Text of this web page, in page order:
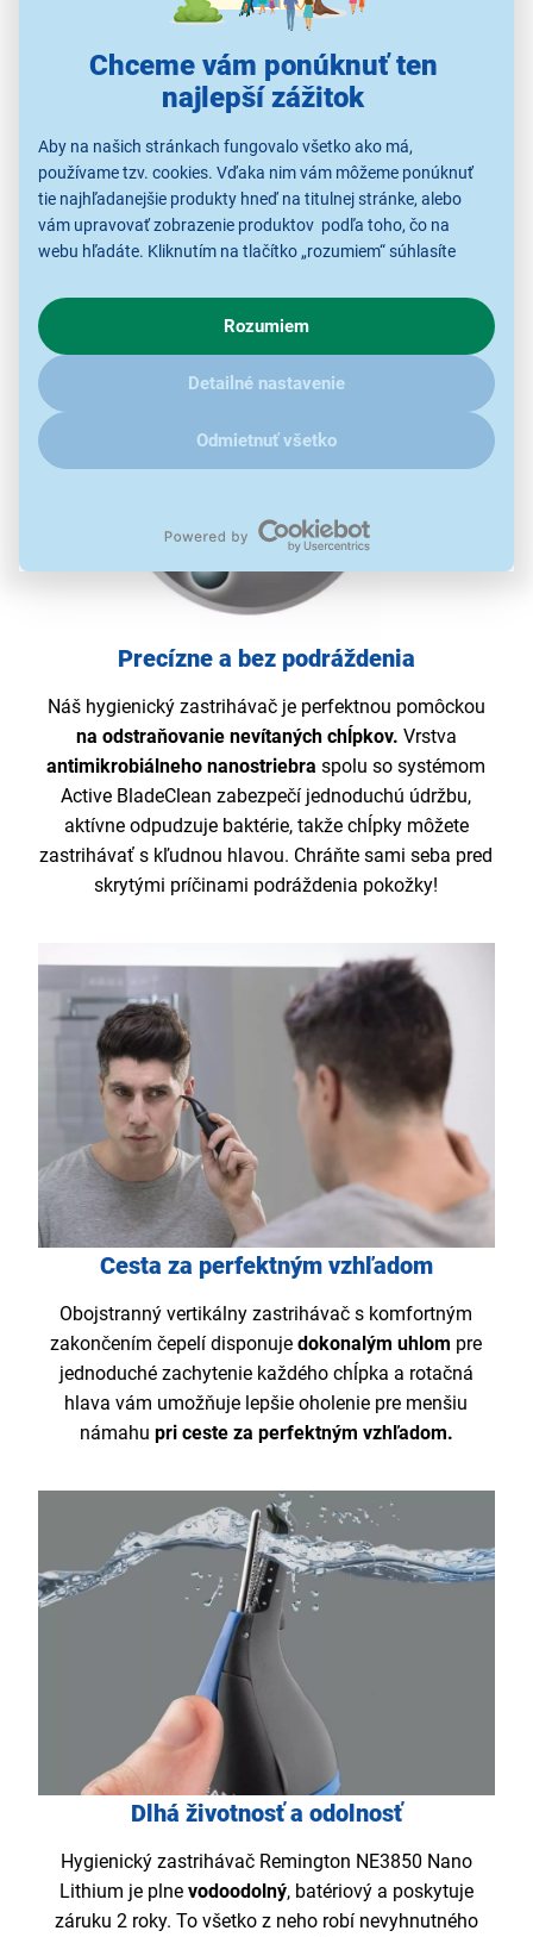
Chceme vám ponúknuť ten
najlepší zážitok
Aby na našich stránkach fungovalo všetko ako má,
používame tzv. cookies. Vďaka nim vám môžeme ponúknuť
tie najhľadanejšie produkty hneď na titulnej stránke, alebo
vám upravovať zobrazenie produktov podľa toho, čo na
webu hľadáte. Kliknutím na tlačítko „rozumiem“ súhlasíte
o chovaní na webe pre zobrazovaní cielených reklám.
V prípade že vás zaujímajú detaily, ako u nás s cookies a
ďalšími údaji pracujeme, kliknitesem.
Rozumiem
Detailné nastavenie
Odmietnuť všetko
Bezpečné a dokonalé oholenie
Rotačná hlava zastrihovača Remington NE3850 bola
navrhnutá nabezpečné a dokonalé oholenie - vďaka
svojim zatočeným čepeliamzachytáva chĺpky zboku i
Precízne a bez podráždenia
Náš hygienický zastrihávač je perfektnou pomôckou
na odstraňovanie nevítaných chĺpkov. Vrstva
antimikrobiálneho nanostriebraspolu so systémom
Active BladeClean zabezpečí jednoduchú údržbu,
aktívne odpudzuje baktérie, takže chĺpky môžete
zastrihávať s kľudnou hlavou. Chráňte sami seba pred
skrytými príčinami podráždenia pokožky!
Cesta za perfektným vzhľadom
Obojstranný vertikálny zastrihávač s komfortným
zakončením čepelí disponujedokonalým uhlom pre
jednoduché zachytenie každého chĺpka a rotačná
hlava vám umožňuje lepšie oholenie pre menšiu
námahu pri ceste za perfektným vzhľadom.
Dlhá životnosť a odolnosť
Hygienický zastrihávač Remington NE3850 Nano
Lithium je plne vodoodolný, batériový a poskytuje
záruku 2 roky. To všetko z neho robí nevyhnutného